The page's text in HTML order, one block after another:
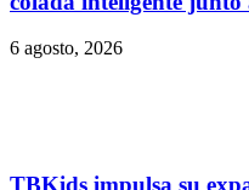
6 agosto, 2026
TBKids impulsa su